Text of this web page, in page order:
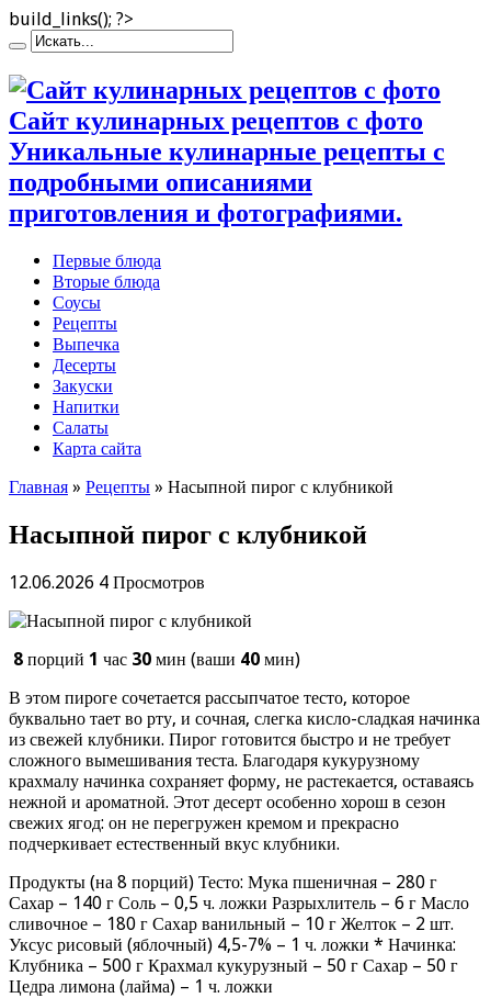
build_links(); ?>
Сайт кулинарных рецептов с фото
Уникальные кулинарные рецепты с
подробными описаниями
приготовления и фотографиями.
Первые блюда
Вторые блюда
Соусы
Рецепты
Выпечка
Десерты
Закуски
Напитки
Салаты
Карта сайта
Главная » Рецепты » Насыпной пирог с клубникой
Насыпной пирог с клубникой
12.06.2026 4 Просмотров
8 порций 1 час 30 мин (ваши 40 мин)
В этом пироге сочетается рассыпчатое тесто, которое
буквально тает во рту, и сочная, слегка кисло-сладкая начинка
из свежей клубники. Пирог готовится быстро и не требует
сложного вымешивания теста. Благодаря кукурузному
крахмалу начинка сохраняет форму, не растекается, оставаясь
нежной и ароматной. Этот десерт особенно хорош в сезон
свежих ягод: он не перегружен кремом и прекрасно
подчеркивает естественный вкус клубники.
Продукты (на 8 порций) Тесто: Мука пшеничная – 280 г
Сахар – 140 г Соль – 0,5 ч. ложки Разрыхлитель – 6 г Масло
сливочное – 180 г Сахар ванильный – 10 г Желток – 2 шт.
Уксус рисовый (яблочный) 4,5-7% – 1 ч. ложки * Начинка:
Клубника – 500 г Крахмал кукурузный – 50 г Сахар – 50 г
Цедра лимона (лайма) – 1 ч. ложки